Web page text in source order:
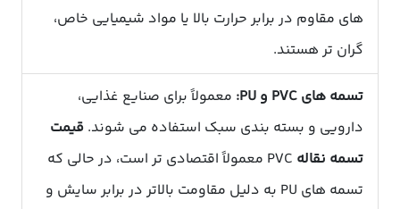
های مقاوم در برابر حرارت بالا یا مواد شیمیایی خاص،
گران تر هستند.
تسمه های PVC و PU:
معمولاً برای صنایع غذایی،
دارویی و بسته بندی سبک استفاده می شوند. قیمت
تسمه نقاله
PVC معمولاً اقتصادی تر است، در حالی که
تسمه های PU به دلیل مقاومت بالاتر در برابر سایش و